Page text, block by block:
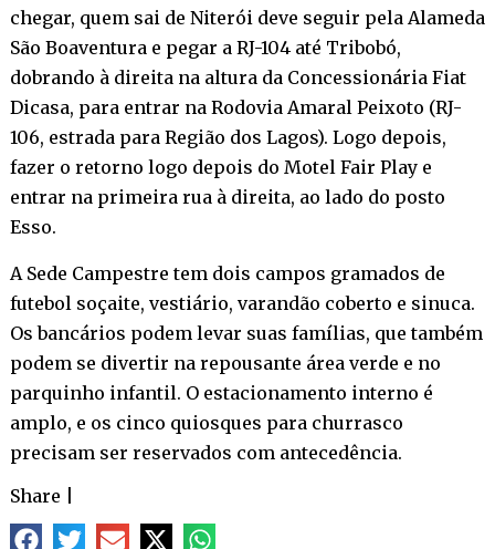
chegar, quem sai de Niterói deve seguir pela Alameda
São Boaventura e pegar a RJ-104 até Tribobó,
dobrando à direita na altura da Concessionária Fiat
Dicasa, para entrar na Rodovia Amaral Peixoto (RJ-
106, estrada para Região dos Lagos). Logo depois,
fazer o retorno logo depois do Motel Fair Play e
entrar na primeira rua à direita, ao lado do posto
Esso.
A Sede Campestre tem dois campos gramados de
futebol soçaite, vestiário, varandão coberto e sinuca.
Os bancários podem levar suas famílias, que também
podem se divertir na repousante área verde e no
parquinho infantil. O estacionamento interno é
amplo, e os cinco quiosques para churrasco
precisam ser reservados com antecedência.
Share